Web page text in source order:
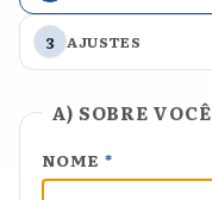
3 AJUSTES
A) SOBRE VOCÊ
NOME *